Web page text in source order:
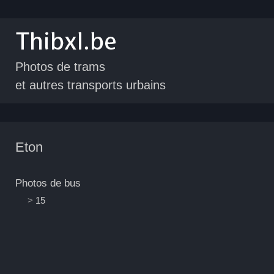
Photos de trams
et autres transports urbains
Eton
Photos de bus
> 15